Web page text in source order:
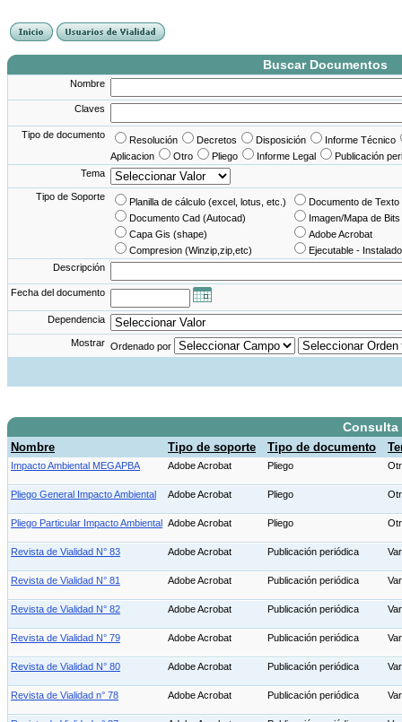
Buscar Documentos
Nombre
Claves
Tipo de documento Resolución Decretos Disposición
Informe Técnico
Aplicacion
Otro Pliego Informe Legal
Publicación
Tema
Tipo de Soporte Planilla de cálculo (excel, lotus, etc.)
Documento de
Documento Cad (Autocad)
Imagen/Mapa de Bits
Capa Gis (shape)
Adobe Acrobat
Compresion (Winzip,zip,etc)
Ejecutable -
Descripción
Fecha del documento
Dependencia
Mostrar Ordenado por
Consulta
Nombre Tipo de soporte Tipo de documento
Impacto Ambiental MEGAPBA Adobe Acrobat Pliego
Pliego General Impacto Ambiental Adobe Acrobat Pliego
Pliego Particular Impacto Ambiental Adobe Acrobat Pliego
Revista de Vialidad N° 83 Adobe Acrobat Publicación periódica
Revista de Vialidad N° 81 Adobe Acrobat Publicación periódica
Revista de Vialidad N° 82 Adobe Acrobat Publicación periódica
Revista de Vialidad N° 79 Adobe Acrobat Publicación periódica
Revista de Vialidad N° 80 Adobe Acrobat Publicación periódica
Revista de Vialidad n° 78 Adobe Acrobat Publicación periódica